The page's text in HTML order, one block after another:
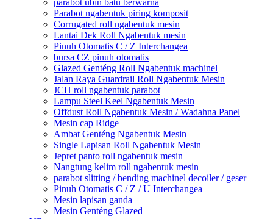
parabot ubin batu berwarna
Parabot ngabentuk piring komposit
Corrugated roll ngabentuk mesin
Lantai Dek Roll Ngabentuk mesin
Pinuh Otomatis C / Z Interchangea
bursa CZ pinuh otomatis
Glazed Genténg Roll Ngabentuk machinel
Jalan Raya Guardrail Roll Ngabentuk Mesin
JCH roll ngabentuk parabot
Lampu Steel Keel Ngabentuk Mesin
Offdust Roll Ngabentuk Mesin / Wadahna Panel
Mesin cap Ridge
Ambat Genténg Ngabentuk Mesin
Single Lapisan Roll Ngabentuk Mesin
Jepret panto roll ngabentuk mesin
Nangtung kelim roll ngabentuk mesin
parabot slitting / bending machinel decoiler / geser
Pinuh Otomatis C / Z / U Interchangea
Mesin lapisan ganda
Mesin Genténg Glazed